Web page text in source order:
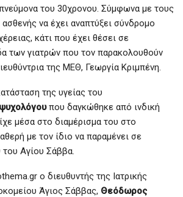
του 30χρονου. Σύμφωνα με τους
να έχει αναπτύξει σύνδρομο
κάτι που έχει θέσει σε
των γιατρών που τον παρακολουθούν
της ΜΕΘ, Γεωργία Κριμπένη.
της υγείας του
που δαγκώθηκε από ινδική
μέσα στο διαμέρισμα του στο
με τον ίδιο να παραμένει σε
Αγίου Σάββα.
ο διευθυντής της Ιατρικής
Άγιος Σάββας, Θεόδωρος